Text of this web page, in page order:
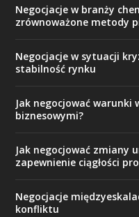
Negocjacje w branży
zrównoważone metody
Negocjacje w sytuacji
stabilność rynku
Jak negocjować warunki
biznesowymi?
Jak negocjować zmiany
zapewnienie ciągłości
Negocjacje
konfliktu